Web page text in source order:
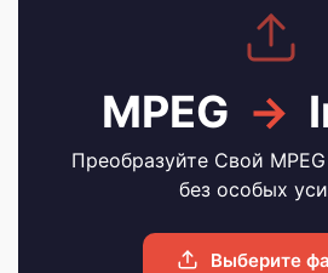
MPEG →
Преобразуйте Свой
без особых
Выберите